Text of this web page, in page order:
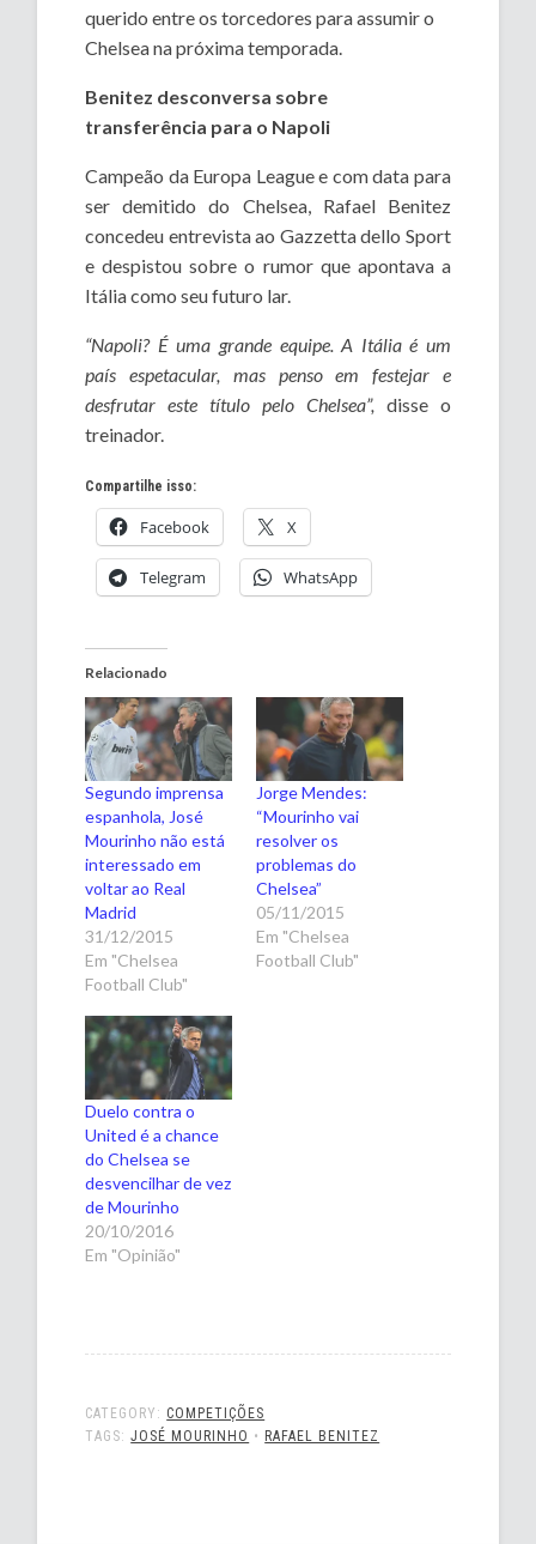
querido entre os torcedores para assumir o
Chelsea na próxima temporada.
Benitez desconversa sobre
transferência para o Napoli
Campeão da Europa League e com data para
ser demitido do Chelsea, Rafael Benitez
concedeu entrevista ao Gazzetta dello Sport
e despistou sobre o rumor que apontava a
Itália como seu futuro lar.
“Napoli? É uma grande equipe. A Itália é um
país espetacular, mas penso em festejar e
desfrutar este título pelo Chelsea”, disse o
treinador.
Compartilhe isso:
Facebook X
Telegram WhatsApp
Relacionado
Segundo imprensa
espanhola, José
Mourinho não está
interessado em
voltar ao Real
Madrid
31/12/2015
Em "Chelsea
Football Club"
Jorge Mendes:
“Mourinho vai
resolver os
problemas do
Chelsea”
05/11/2015
Em "Chelsea
Football Club"
Duelo contra o
United é a chance
do Chelsea se
desvencilhar de vez
de Mourinho
20/10/2016
Em "Opinião"
CATEGORY: COMPETIÇÕES
TAGS:JOSÉ MOURINHO • RAFAEL BENITEZ